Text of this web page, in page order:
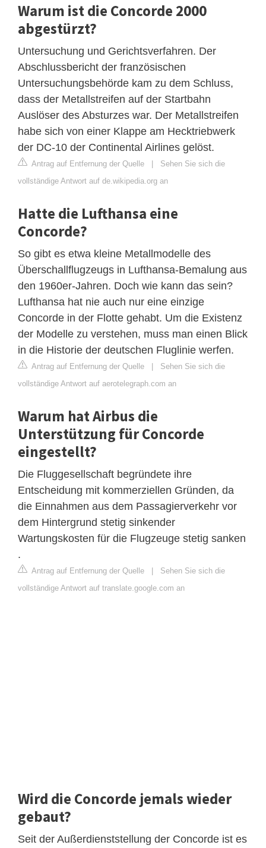
Warum ist die Concorde 2000
abgestürzt?
Untersuchung und Gerichtsverfahren. Der
Abschlussbericht der französischen
Untersuchungsbehörde kam zu dem Schluss,
dass der Metallstreifen auf der Startbahn
Auslöser des Absturzes war. Der Metallstreifen
habe sich von einer Klappe am Hecktriebwerk
der DC-10 der Continental Airlines gelöst.
Antrag auf Entfernung der Quelle | Sehen Sie sich die
vollständige Antwort auf de.wikipedia.org an
Hatte die Lufthansa eine
Concorde?
So gibt es etwa kleine Metallmodelle des
Überschallflugzeugs in Lufthansa-Bemalung aus
den 1960er-Jahren. Doch wie kann das sein?
Lufthansa hat nie auch nur eine einzige
Concorde in der Flotte gehabt. Um die Existenz
der Modelle zu verstehen, muss man einen Blick
in die Historie der deutschen Fluglinie werfen.
Antrag auf Entfernung der Quelle | Sehen Sie sich die
vollständige Antwort auf aerotelegraph.com an
Warum hat Airbus die
Unterstützung für Concorde
eingestellt?
Die Fluggesellschaft begründete ihre
Entscheidung mit kommerziellen Gründen, da
die Einnahmen aus dem Passagierverkehr vor
dem Hintergrund stetig sinkender
Wartungskosten für die Flugzeuge stetig sanken
.
Antrag auf Entfernung der Quelle | Sehen Sie sich die
vollständige Antwort auf translate.google.com an
Wird die Concorde jemals wieder
gebaut?
Seit der Außerdienststellung der Concorde ist es